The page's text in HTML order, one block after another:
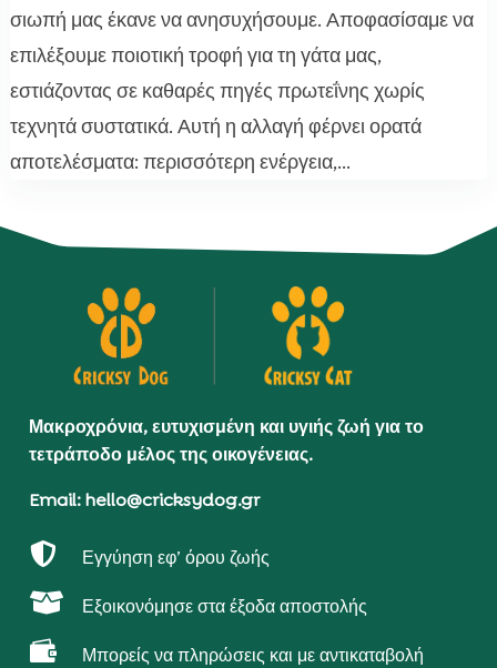
σιωπή μας έκανε να ανησυχήσουμε. Αποφασίσαμε να
επιλέξουμε ποιοτική τροφή για τη γάτα μας,
εστιάζοντας σε καθαρές πηγές πρωτεΐνης χωρίς
τεχνητά συστατικά. Αυτή η αλλαγή φέρνει ορατά
αποτελέσματα: περισσότερη ενέργεια,...
Μακροχρόνια, ευτυχισμένη και υγιής ζωή για το
τετράποδο μέλος της οικογένειας.
Email: hello@cricksydog.gr
 Εγγύηση εφ’ όρου ζωής
 Εξοικονόμησε στα έξοδα αποστολής
 Μπορείς να πληρώσεις και με αντικαταβολή